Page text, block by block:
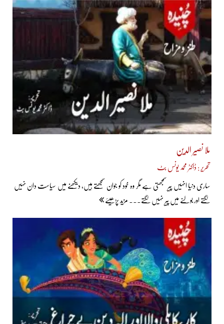
ملا نصیر الدین
تحریر : ڈاکٹر محمد یونس بٹ
ساری دنیا انہیں پیر سمجھتی ہے مگر وہ خود کو جوان سمجھتے ہیں، دیکھنے میں سیاست دان نہیں
لگتے اور بولنے میں پیر نہیں لگتے... مزید پڑھیئے